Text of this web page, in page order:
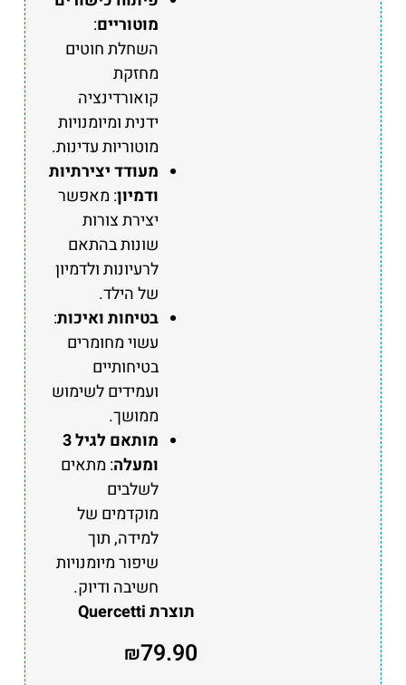
מוטוריים:
השחלת חוטים
מחזקת
קואורדינציה
ידנית ומיומנויות
מוטוריות עדינות.
מעודד יצירתיות
ודמיון: מאפשר
יצירת צורות
שונות בהתאם
לרעיונות ולדמיון
של הילד.
בטיחות ואיכות:
עשוי מחומרים
בטיחותיים
ועמידים לשימוש
ממושך.
מותאם לגיל 3
ומעלה: מתאים
לשלבים
מוקדמים של
למידה, תוך
שיפור מיומנויות
חשיבה ודיוק.
תוצרת Quercetti
79.90
₪